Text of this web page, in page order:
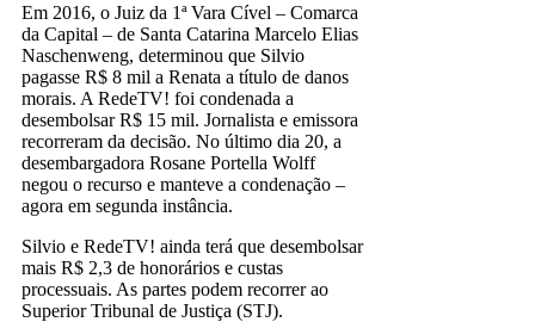
Em 2016, o Juiz da 1ª Vara Cível – Comarca
da Capital – de Santa Catarina Marcelo Elias
Naschenweng, determinou que Silvio
pagasse R$ 8 mil a Renata a título de danos
morais. A RedeTV! foi condenada a
desembolsar R$ 15 mil. Jornalista e emissora
recorreram da decisão. No último dia 20, a
desembargadora Rosane Portella Wolff
negou o recurso e manteve a condenação –
agora em segunda instância.
Silvio e RedeTV! ainda terá que desembolsar
mais R$ 2,3 de honorários e custas
processuais. As partes podem recorrer ao
Superior Tribunal de Justiça (STJ).